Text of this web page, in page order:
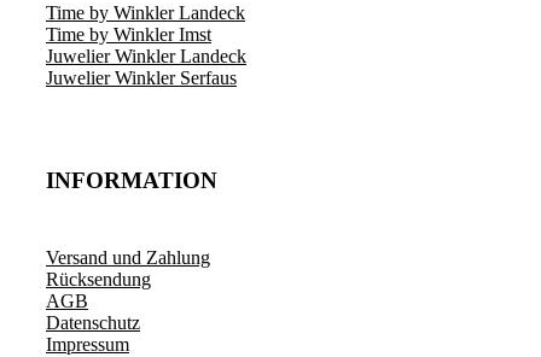
Time by Winkler Landeck
Time by Winkler Imst
Juwelier Winkler Landeck
Juwelier Winkler Serfaus
INFORMATION
Versand und Zahlung
Rücksendung
AGB
Datenschutz
Impressum